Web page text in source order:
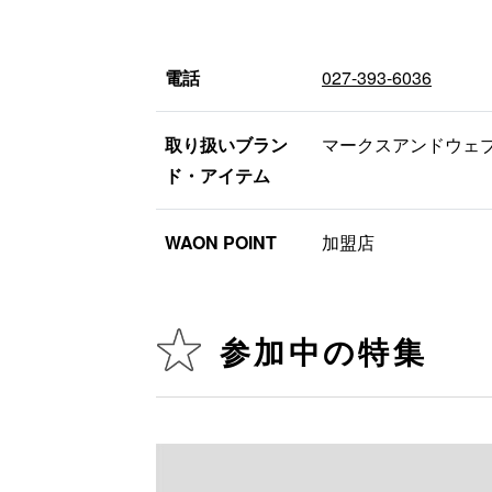
電話 027-393-6036
取り扱いブラン
ド・アイテム
マークスアンドウェ
WAON POINT 加盟店
参加中の特集